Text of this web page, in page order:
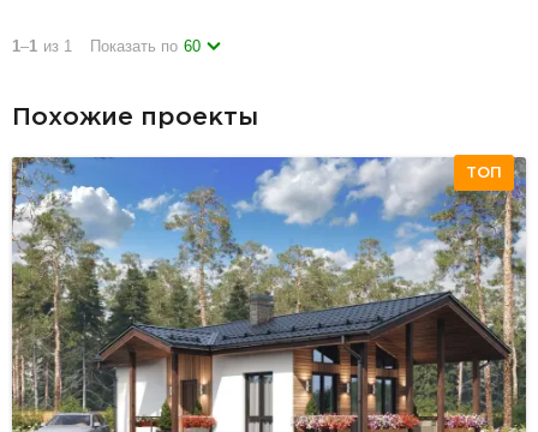
1–1 из 1 Показать по 60
Похожие проекты
ТОП